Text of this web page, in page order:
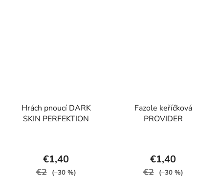
Hrách pnoucí DARK
SKIN PERFEKTION
€1,40
€2 (–30 %)
Fazole keříčková
PROVIDER
€1,40
€2 (–30 %)